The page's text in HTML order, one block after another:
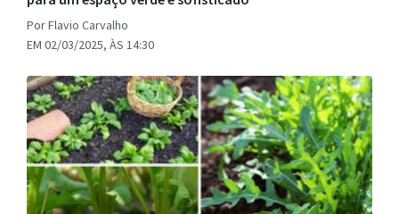
Por Flavio Carvalho
EM 02/03/2025, ÀS 14:30